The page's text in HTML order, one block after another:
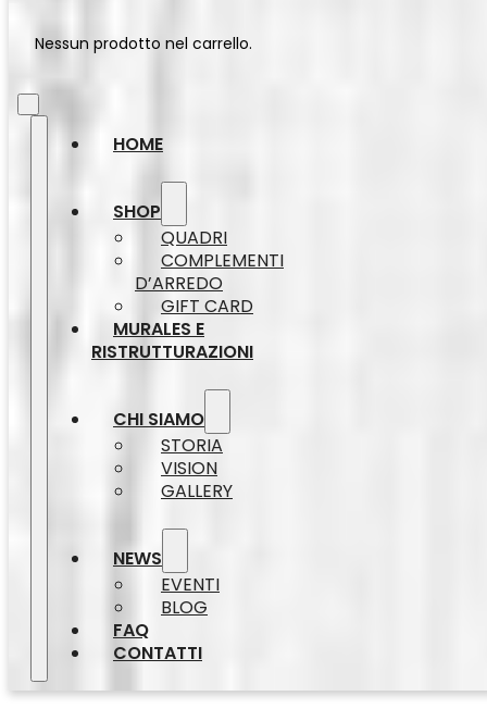
Nessun prodotto nel carrello.
HOME
SHOP
QUADRI
COMPLEMENTI
D’ARREDO
GIFT CARD
MURALES E
RISTRUTTURAZIONI
CHI SIAMO
STORIA
VISION
GALLERY
NEWS
EVENTI
BLOG
FAQ
CONTATTI